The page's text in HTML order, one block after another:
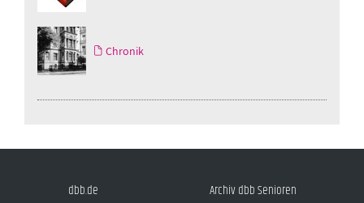
Chronik
dbb.de Archiv dbb Senioren